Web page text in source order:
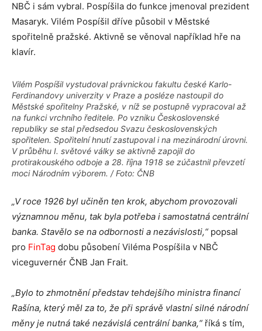
NBČ i sám vybral. Pospíšila do funkce jmenoval prezident
Masaryk. Vilém Pospíšil dříve působil v Městské
spořitelně pražské. Aktivně se věnoval například hře na
klavír.
Vilém Pospíšil vystudoval právnickou fakultu české Karlo-
Ferdinandovy univerzity v Praze a posléze nastoupil do
Městské spořitelny Pražské, v níž se postupně vypracoval až
na funkci vrchního ředitele. Po vzniku Československé
republiky se stal předsedou Svazu československých
spořitelen. Spořitelní hnutí zastupoval i na mezinárodní úrovni.
V průběhu I. světové války se aktivně zapojil do
protirakouského odboje a 28. října 1918 se zúčastnil převzetí
moci Národním výborem. / Foto: ČNB
„V roce 1926 byl učiněn ten krok, abychom provozovali
významnou měnu, tak byla potřeba i samostatná centrální
banka. Stavělo se na odbornosti a nezávislosti,“popsal
pro FinTag dobu působení Viléma Pospíšila v NBČ
viceguvernér ČNB Jan Frait.
„Bylo to zhmotnění představ tehdejšího ministra financí
Rašína, který měl za to, že při správě vlastní silné národní
měny je nutná také nezávislá centrální banka,“říká s tím,